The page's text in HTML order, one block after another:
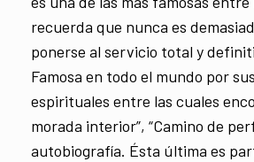
recuerda que nunca es
ponerse al servicio total y
Famosa en todo el mundo por
espirituales entre las cuales
morada interior”, “Camino de
autobiografía. Ésta última es